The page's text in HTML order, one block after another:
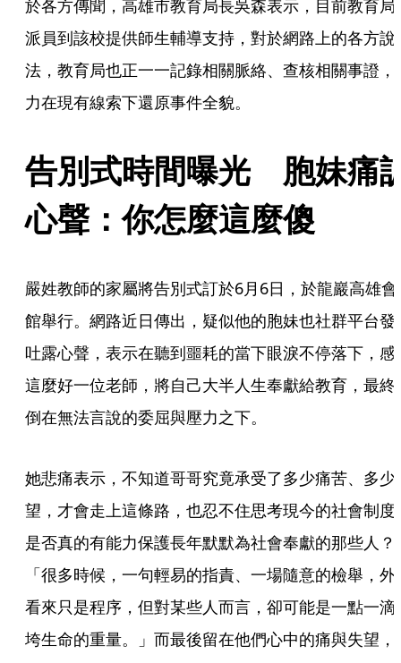
於各方傳聞，高雄市教育局長吳森表示，目前教育局
派員到該校提供師生輔導支持，對於網路上的各方說
法，教育局也正一一記錄相關脈絡、查核相關事證，
力在現有線索下還原事件全貌。
告別式時間曝光　胞妹痛
心聲：你怎麼這麼傻
嚴姓教師的家屬將告別式訂於6月6日，於龍巖高雄會
館舉行。網路近日傳出，疑似他的胞妹也社群平台發
吐露心聲，表示在聽到噩耗的當下眼淚不停落下，感
這麼好一位老師，將自己大半人生奉獻給教育，最終
倒在無法言說的委屈與壓力之下。
她悲痛表示，不知道哥哥究竟承受了多少痛苦、多少
望，才會走上這條路，也忍不住思考現今的社會制度
是否真的有能力保護長年默默為社會奉獻的那些人？
「很多時候，一句輕易的指責、一場隨意的檢舉，外
看來只是程序，但對某些人而言，卻可能是一點一滴
垮生命的重量。」而最後留在他們心中的痛與失望，